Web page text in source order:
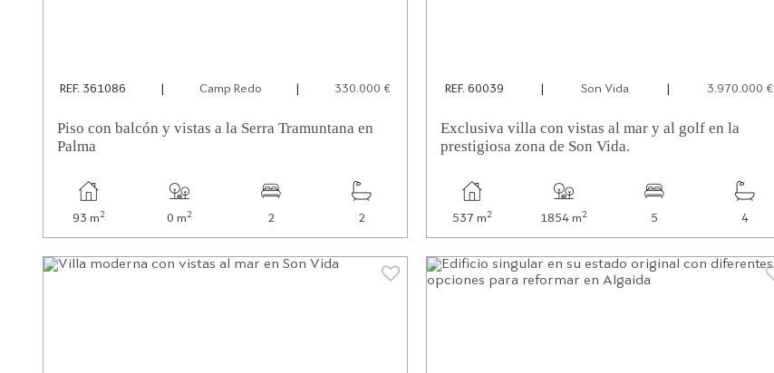
REF. 361086 Camp Redo 330.000 €
Piso con balcón y vistas a la Serra Tramuntana en
Palma
93 m2 0 m2 2 2
REF. 60039 Son Vida 3.970.000 €
Exclusiva villa con vistas al mar y al golf en la
prestigiosa zona de Son Vida.
537 m2 1854 m2 5 4